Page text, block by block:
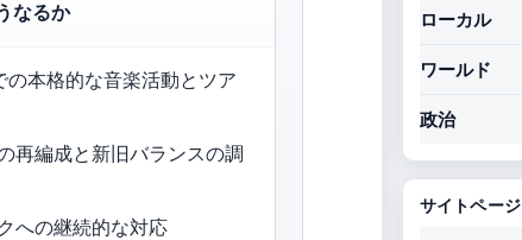
なるか
の本格的な音楽活動とツア
再編成と新旧バランスの調
への継続的な対応
ローカル
ワールド
政治
サイトページ